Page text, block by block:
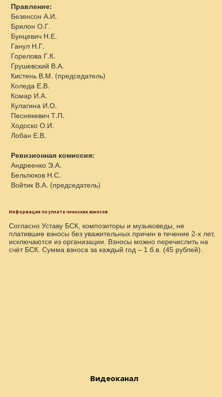
Правление:
Безенсон А.И.
Брилон О.Г.
Бунцевич Н.Е.
Ганул Н.Г.
Горелова Г.К.
Грушевский В.А.
Кистень В.М. (председатель)
Коледа Е.В.
Комар И.А.
Кулагина И.О.
Песнякевич Т.П.
Ходоско О.И.
Лобан Е.В.
Ревизионная комиссия:
Андреенко Э.А.
Бельтюков Н.С.
Войтик В.А. (председатель)
Информация по уплате членских взносов
Согласно Уставу БСК, композиторы и музыковеды, не
платившие взносы без уважительных причин в течение 2-х лет,
исключаются из организации. Взносы можно перечислить на
счёт БСК. Сумма взноса за каждый год – 1 б.в. (45 рублей).
Видеоканал